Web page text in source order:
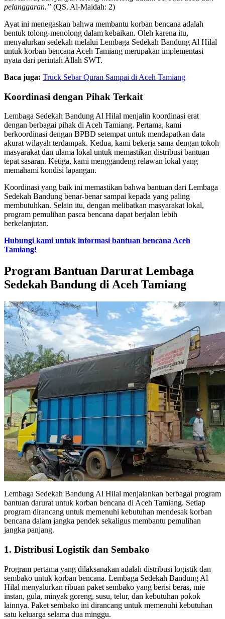
pelanggaran.” (QS. Al-Maidah: 2)
Ayat ini menegaskan bahwa membantu korban bencana adalah
bentuk tolong-menolong dalam kebaikan. Oleh karena itu,
menyalurkan sedekah melalui Lembaga Sedekah Bandung Al Hilal
untuk korban bencana Aceh Tamiang merupakan implementasi
nyata dari perintah Allah SWT.
Baca juga: Truck Sebar Quran Sampai di Aceh Tamiang
Koordinasi dengan Pihak Terkait
Lembaga Sedekah Bandung Al Hilal menjalin koordinasi erat
dengan berbagai pihak di Aceh Tamiang. Pertama, kami
berkoordinasi dengan BPBD setempat untuk mendapatkan data
akurat wilayah terdampak. Kedua, kami bekerja sama dengan tokoh
masyarakat dan ulama lokal untuk memastikan distribusi bantuan
tepat sasaran. Ketiga, kami menggandeng relawan lokal yang
memahami kondisi lapangan.
Koordinasi yang baik ini memastikan bahwa bantuan dari Lembaga
Sedekah Bandung benar-benar sampai kepada yang paling
membutuhkan. Selain itu, dengan melibatkan masyarakat lokal,
program pemulihan pasca bencana dapat berjalan lebih
berkelanjutan.
Hubungi kami untuk informasi bantuan bencana Aceh
Tamiang!
Program Bantuan Darurat Lembaga
Sedekah Bandung di Aceh Tamiang
Lembaga Sedekah Bandung Al Hilal menjalankan berbagai program
bantuan darurat untuk korban bencana di Aceh Tamiang. Setiap
program dirancang untuk memenuhi kebutuhan mendesak korban
bencana dalam jangka pendek sekaligus membantu pemulihan
jangka panjang.
1. Distribusi Logistik dan Sembako
Program pertama yang dilaksanakan adalah distribusi logistik dan
sembako untuk korban bencana. Lembaga Sedekah Bandung Al
Hilal menyalurkan ribuan paket sembako yang berisi beras, mie
instan, gula, minyak goreng, susu, telur, dan kebutuhan pokok
lainnya. Paket sembako ini dirancang untuk memenuhi kebutuhan
satu keluarga selama dua minggu.